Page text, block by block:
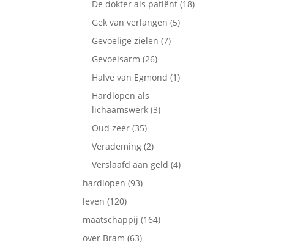
De dokter als patiënt (18)
Gek van verlangen (5)
Gevoelige zielen (7)
Gevoelsarm (26)
Halve van Egmond (1)
Hardlopen als
lichaamswerk (3)
Oud zeer (35)
Verademing (2)
Verslaafd aan geld (4)
hardlopen (93)
leven (120)
maatschappij (164)
over Bram (63)